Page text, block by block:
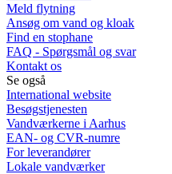
Meld flytning
Ansøg om vand og kloak
Find en stophane
FAQ - Spørgsmål og svar
Kontakt os
Se også
International website
Besøgstjenesten
Vandværkerne i Aarhus
EAN- og CVR-numre
For leverandører
Lokale vandværker